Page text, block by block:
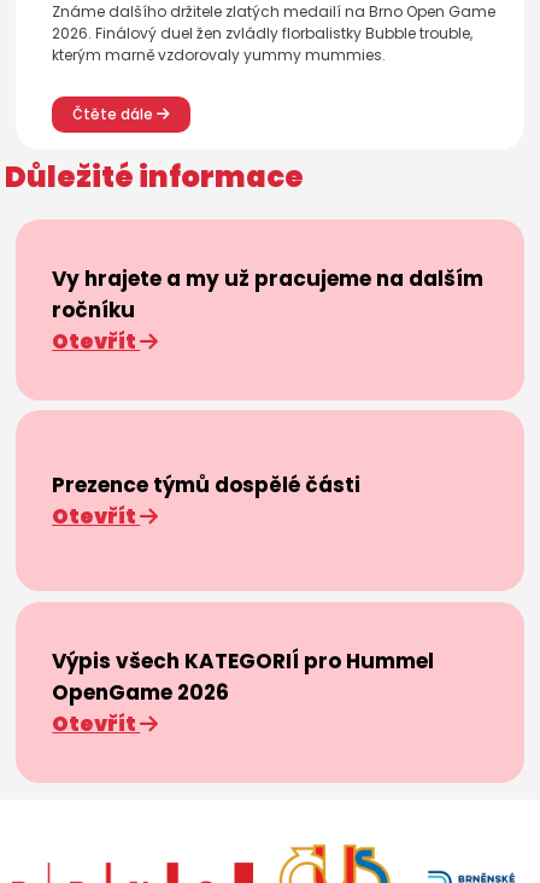
Známe dalšího držitele zlatých medailí na Brno Open Game
2026. Finálový duel žen zvládly florbalistky Bubble trouble,
kterým marně vzdorovaly yummy mummies.
Čtěte dále
Důležité informace
Vy hrajete a my už pracujeme na dalším
ročníku
Otevřít
Prezence týmů dospělé části
Otevřít
Výpis všech KATEGORIÍ pro Hummel
OpenGame 2026
Otevřít